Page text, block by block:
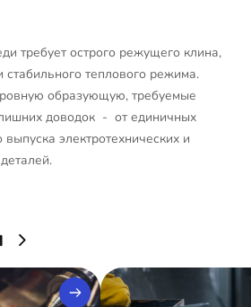
требует острого режущего клина,
стабильного теплового режима.
ровную образующую, требуемые
доводок - от единичных
электротехнических и